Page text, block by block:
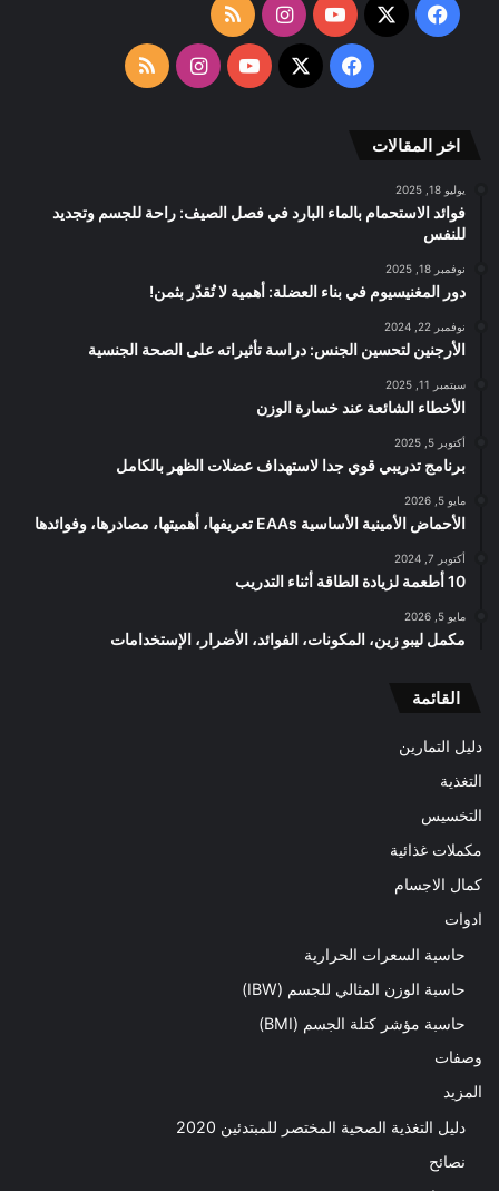
فيسبوك
‫X
‫YouTubeانستقرامملخص
الموقع
فيسبوك
‫X
‫YouTubeانستقرامملخص
اخر المقالات
يوليو 18, 2025
فوائد الاستحمام بالماء البارد في فصل الصيف: راحة للجسم وتجديد
للنفس
نوفمبر 18, 2025
دور المغنيسيوم في بناء العضلة: أهمية لا تُقدّر بثمن!
نوفمبر 22, 2024
الأرجنين لتحسين الجنس: دراسة تأثيراته على الصحة الجنسية
سبتمبر 11, 2025
الأخطاء الشائعة عند خسارة الوزن
أكتوبر 5, 2025
برنامج تدريبي قوي جدا لاستهداف عضلات الظهر بالكامل
مايو 5, 2026
الأحماض الأمينية الأساسية EAAs تعريفها، أهميتها، مصادرها، وفوائدها
أكتوبر 7, 2024
10 أطعمة لزيادة الطاقة أثناء التدريب
مايو 5, 2026
مكمل ليبو زين، المكونات، الفوائد، الأضرار، الإستخدامات
القائمة
دليل التمارين
التغذية
التخسيس
مكملات غذائية
كمال الاجسام
ادوات
حاسبة السعرات الحرارية
حاسبة الوزن المثالي للجسم (IBW)
حاسبة مؤشر كتلة الجسم (BMI)
وصفات
المزيد
دليل التغذية الصحية المختصر للمبتدئين 2020​
نصائح